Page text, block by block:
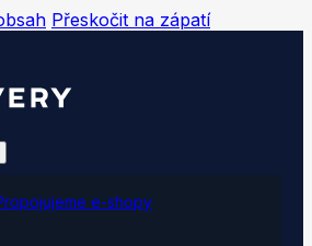
Přeskočit na zápatí
e-shopy